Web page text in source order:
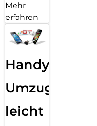
Mehr
erfahren
Handy
Umzug
leicht